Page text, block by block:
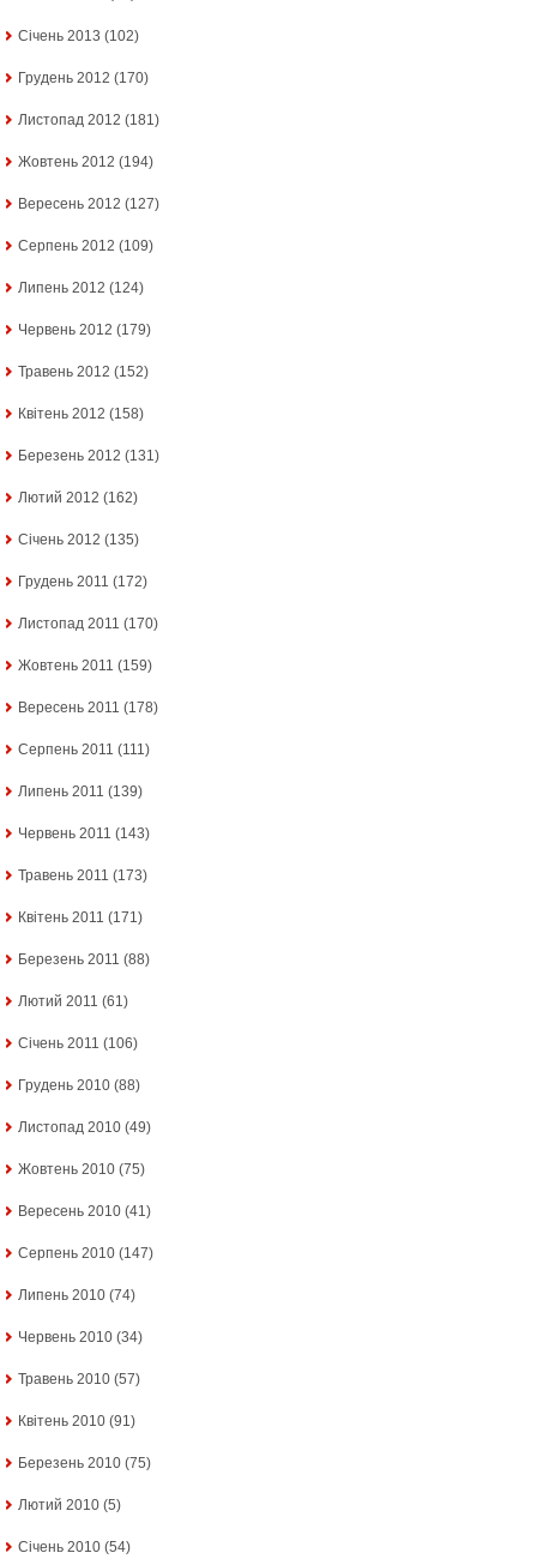
Січень 2013 (102)
Грудень 2012 (170)
Листопад 2012 (181)
Жовтень 2012 (194)
Вересень 2012 (127)
Серпень 2012 (109)
Липень 2012 (124)
Червень 2012 (179)
Травень 2012 (152)
Квітень 2012 (158)
Березень 2012 (131)
Лютий 2012 (162)
Січень 2012 (135)
Грудень 2011 (172)
Листопад 2011 (170)
Жовтень 2011 (159)
Вересень 2011 (178)
Серпень 2011 (111)
Липень 2011 (139)
Червень 2011 (143)
Травень 2011 (173)
Квітень 2011 (171)
Березень 2011 (88)
Лютий 2011 (61)
Січень 2011 (106)
Грудень 2010 (88)
Листопад 2010 (49)
Жовтень 2010 (75)
Вересень 2010 (41)
Серпень 2010 (147)
Липень 2010 (74)
Червень 2010 (34)
Травень 2010 (57)
Квітень 2010 (91)
Березень 2010 (75)
Лютий 2010 (5)
Січень 2010 (54)